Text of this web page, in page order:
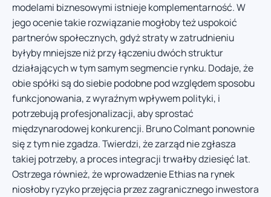
modelami biznesowymi istnieje komplementarność. W
jego ocenie takie rozwiązanie mogłoby też uspokoić
partnerów społecznych, gdyż straty w zatrudnieniu
byłyby mniejsze niż przy łączeniu dwóch struktur
działających w tym samym segmencie rynku. Dodaje, że
obie spółki są do siebie podobne pod względem sposobu
funkcjonowania, z wyraźnym wpływem polityki, i
potrzebują profesjonalizacji, aby sprostać
międzynarodowej konkurencji. Bruno Colmant ponownie
się z tym nie zgadza. Twierdzi, że zarząd nie zgłasza
takiej potrzeby, a proces integracji trwałby dziesięć lat.
Ostrzega również, że wprowadzenie Ethias na rynek
niosłoby ryzyko przejęcia przez zagranicznego inwestora